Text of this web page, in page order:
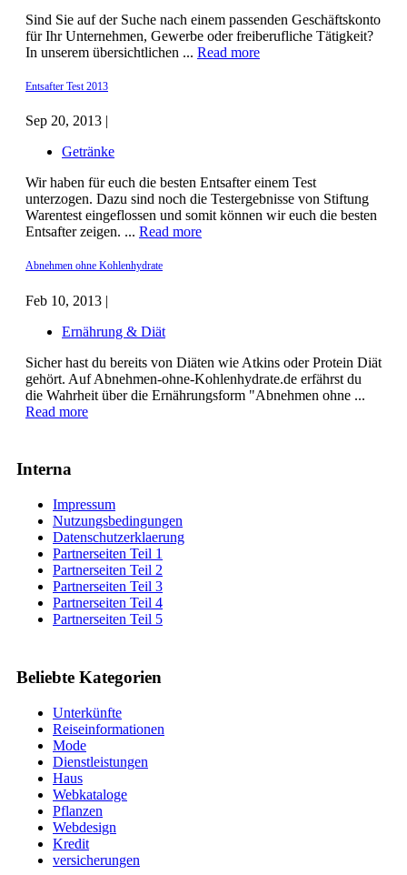
Beliebte Kategorien
Unterkünfte
Reiseinformationen
Mode
Dienstleistungen
Haus
Webkataloge
Pflanzen
Webdesign
Kredit
versicherungen
Sind Sie auf der Suche nach einem passenden Geschäftskonto
für Ihr Unternehmen, Gewerbe oder freiberufliche Tätigkeit?
In unserem übersichtlichen ... Read more
Entsafter Test 2013
Sep 20, 2013 |
Getränke
Wir haben für euch die besten Entsafter einem Test
unterzogen. Dazu sind noch die Testergebnisse von Stiftung
Warentest eingeflossen und somit können wir euch die besten
Entsafter zeigen. ... Read more
Abnehmen ohne Kohlenhydrate
Feb 10, 2013 |
Ernährung & Diät
Sicher hast du bereits von Diäten wie Atkins oder Protein Diät
gehört. Auf Abnehmen-ohne-Kohlenhydrate.de erfährst du
die Wahrheit über die Ernährungsform "Abnehmen ohne ...
Read more
Interna
Impressum
Nutzungsbedingungen
Datenschutzerklaerung
Partnerseiten Teil 1
Partnerseiten Teil 2
Partnerseiten Teil 3
Partnerseiten Teil 4
Partnerseiten Teil 5